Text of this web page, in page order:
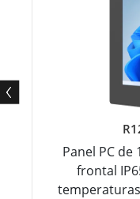
Panel PC de
frontal